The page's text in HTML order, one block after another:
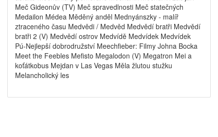
Meč Gideonův (TV) Meč spravedlnosti Meč statečných
Medailon Médea Měděný anděl Mednyánszky - malíř
ztraceného času Medvědi / Medvěd Medvědí bratři Medvědí
bratři 2 (V) Medvědí ostrov Medvídě Medvídek Medvídek
Pú-Nejlepší dobrodružství Meechfieber: Filmy Johna Bocka
Meet the Feebles Mefisto Megalodon (V) Megatron Mei a
koťátkobus Mejdan v Las Vegas Měla žlutou stužku
Melancholický les